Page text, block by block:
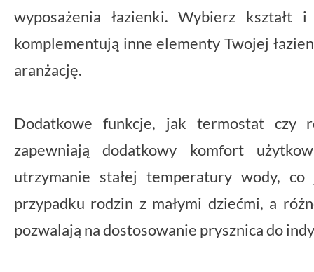
wyposażenia łazienki. Wybierz kształt
komplementują inne elementy Twojej
aranżację.
Dodatkowe funkcje, jak termostat czy
zapewniają dodatkowy komfort
utrzymanie stałej temperatury wody,
przypadku rodzin z małymi dziećmi, a
pozwalają na dostosowanie prysznica do